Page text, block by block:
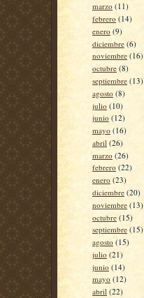
marzo (11)
febrero (14)
enero (9)
diciembre (6)
noviembre (16)
octubre (8)
septiembre (13)
agosto (8)
julio (10)
junio (12)
mayo (16)
abril (26)
marzo (26)
febrero (22)
enero (23)
diciembre (20)
noviembre (13)
octubre (15)
septiembre (15)
agosto (15)
julio (21)
junio (14)
mayo (12)
abril (22)